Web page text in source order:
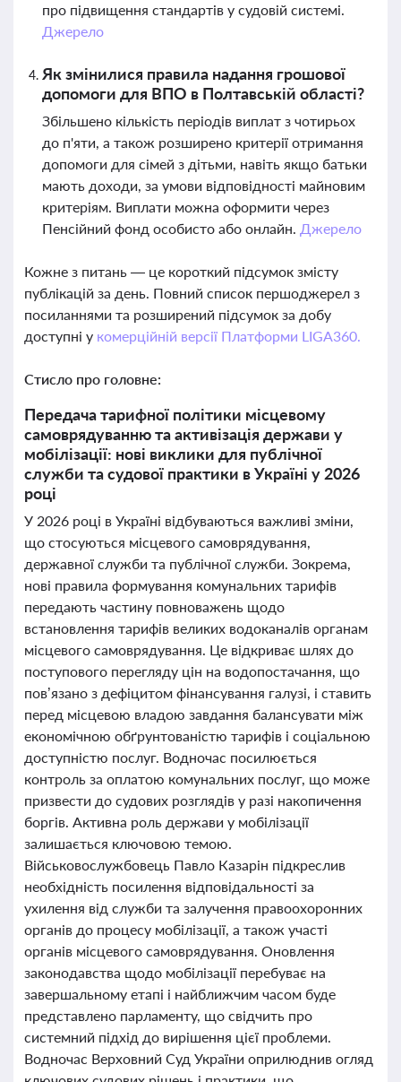
про підвищення стандартів у судовій системі.
Джерело
Як змінилися правила надання грошової
допомоги для ВПО в Полтавській області?
Збільшено кількість періодів виплат з чотирьох
до п'яти, а також розширено критерії отримання
допомоги для сімей з дітьми, навіть якщо батьки
мають доходи, за умови відповідності майновим
критеріям. Виплати можна оформити через
Пенсійний фонд особисто або онлайн. Джерело
Кожне з питань — це короткий підсумок змісту
публікацій за день. Повний список першоджерел з
посиланнями та розширений підсумок за добу
доступні у комерційній версії Платформи LIGA360.
Стисло про головне:
Передача тарифної політики місцевому
самоврядуванню та активізація держави у
мобілізації: нові виклики для публічної
служби та судової практики в Україні у 2026
році
У 2026 році в Україні відбуваються важливі зміни,
що стосуються місцевого самоврядування,
державної служби та публічної служби. Зокрема,
нові правила формування комунальних тарифів
передають частину повноважень щодо
встановлення тарифів великих водоканалів органам
місцевого самоврядування. Це відкриває шлях до
поступового перегляду цін на водопостачання, що
пов’язано з дефіцитом фінансування галузі, і ставить
перед місцевою владою завдання балансувати між
економічною обґрунтованістю тарифів і соціальною
доступністю послуг. Водночас посилюється
контроль за оплатою комунальних послуг, що може
призвести до судових розглядів у разі накопичення
боргів. Активна роль держави у мобілізації
залишається ключовою темою.
Військовослужбовець Павло Казарін підкреслив
необхідність посилення відповідальності за
ухилення від служби та залучення правоохоронних
органів до процесу мобілізації, а також участі
органів місцевого самоврядування. Оновлення
законодавства щодо мобілізації перебуває на
завершальному етапі і найближчим часом буде
представлено парламенту, що свідчить про
системний підхід до вирішення цієї проблеми.
Водночас Верховний Суд України оприлюднив огляд